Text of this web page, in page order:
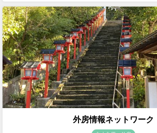
外房情報ネットワーク